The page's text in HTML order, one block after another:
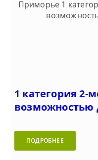
1 категория 2-
возможностью
ПОДРОБНЕЕ